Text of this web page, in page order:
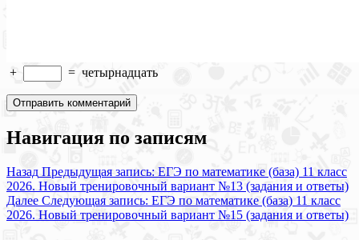
+ = четырнадцать
Навигация по записям
Назад Предыдущая запись: ЕГЭ по математике (база) 11 класс
2026. Новый тренировочный вариант №13 (задания и ответы)
Далее Следующая запись: ЕГЭ по математике (база) 11 класс
2026. Новый тренировочный вариант №15 (задания и ответы)